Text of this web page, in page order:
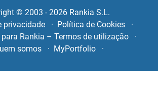
© 2003 - 2026 Rankia S.L.
privacidade
Política de Cookies
Rankia – Termos de utilização
somos
MyPortfolio